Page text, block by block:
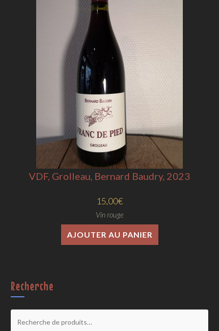
VDF, Grolleau, Bernard Baudry, 2023
15,00€
Vin rouge
AJOUTER AU PANIER
Recherche